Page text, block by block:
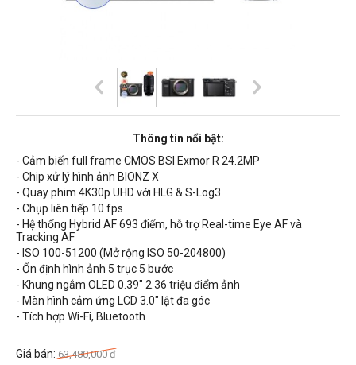
Thông tin nổi bật:
- Cảm biến full frame CMOS BSI Exmor R 24.2MP
- Chip xử lý hình ảnh BIONZ X
- Quay phim 4K30p UHD với HLG & S-Log3
- Chụp liên tiếp 10 fps
- Hệ thống Hybrid AF 693 điểm, hỗ trợ Real-time Eye AF và
Tracking AF
- ISO 100-51200 (Mở rộng ISO 50-204800)
- Ổn định hình ảnh 5 trục 5 bước
- Khung ngắm OLED 0.39" 2.36 triệu điểm ảnh
- Màn hình cảm ứng LCD 3.0" lật đa góc
- Tích hợp Wi-Fi, Bluetooth
Giá bán: 63,480,000 đ